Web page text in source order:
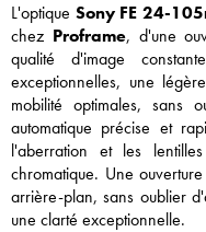
L'optique Sony FE 24-
chez Proframe, d'une
qualité d'image
exceptionnelles, une
mobilité optimales,
automatique précise et
l'aberration et les
chromatique. Une
arrière-plan, sans oublier
une clarté exceptionnelle.